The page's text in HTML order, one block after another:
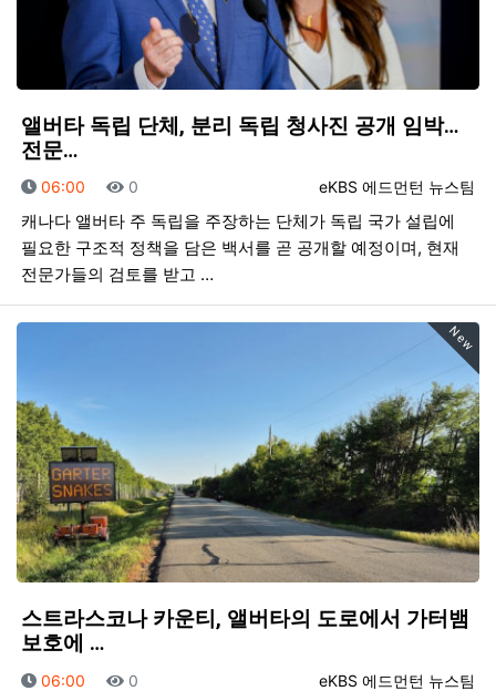
앨버타 독립 단체, 분리 독립 청사진 공개 임박…
전문…
등록자
eKBS 에드먼턴 뉴스팀
등록일
06:00 조회
0
캐나다 앨버타 주 독립을 주장하는 단체가 독립 국가 설립에
필요한 구조적 정책을 담은 백서를 곧 공개할 예정이며, 현재
전문가들의 검토를 받고 …
New
스트라스코나 카운티, 앨버타의 도로에서 가터뱀
보호에 …
등록자
eKBS 에드먼턴 뉴스팀
등록일
06:00 조회
0